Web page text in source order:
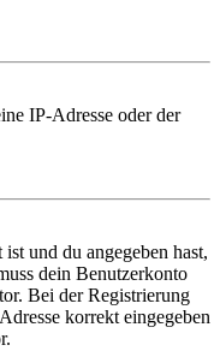
IP-Adresse oder der
und du angegeben hast,
dein Benutzerkonto
Bei der Registrierung
korrekt eingegeben